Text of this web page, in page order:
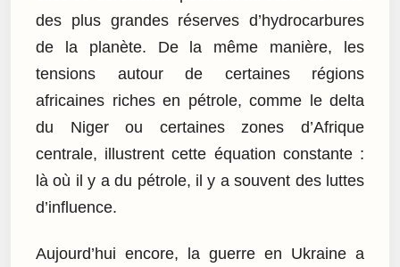
des plus grandes réserves d’hydrocarbures
de la planète. De la même manière, les
tensions autour de certaines régions
africaines riches en pétrole, comme le delta
du Niger ou certaines zones d’Afrique
centrale, illustrent cette équation constante :
là où il y a du pétrole, il y a souvent des luttes
d’influence.
Aujourd’hui encore, la guerre en Ukraine a